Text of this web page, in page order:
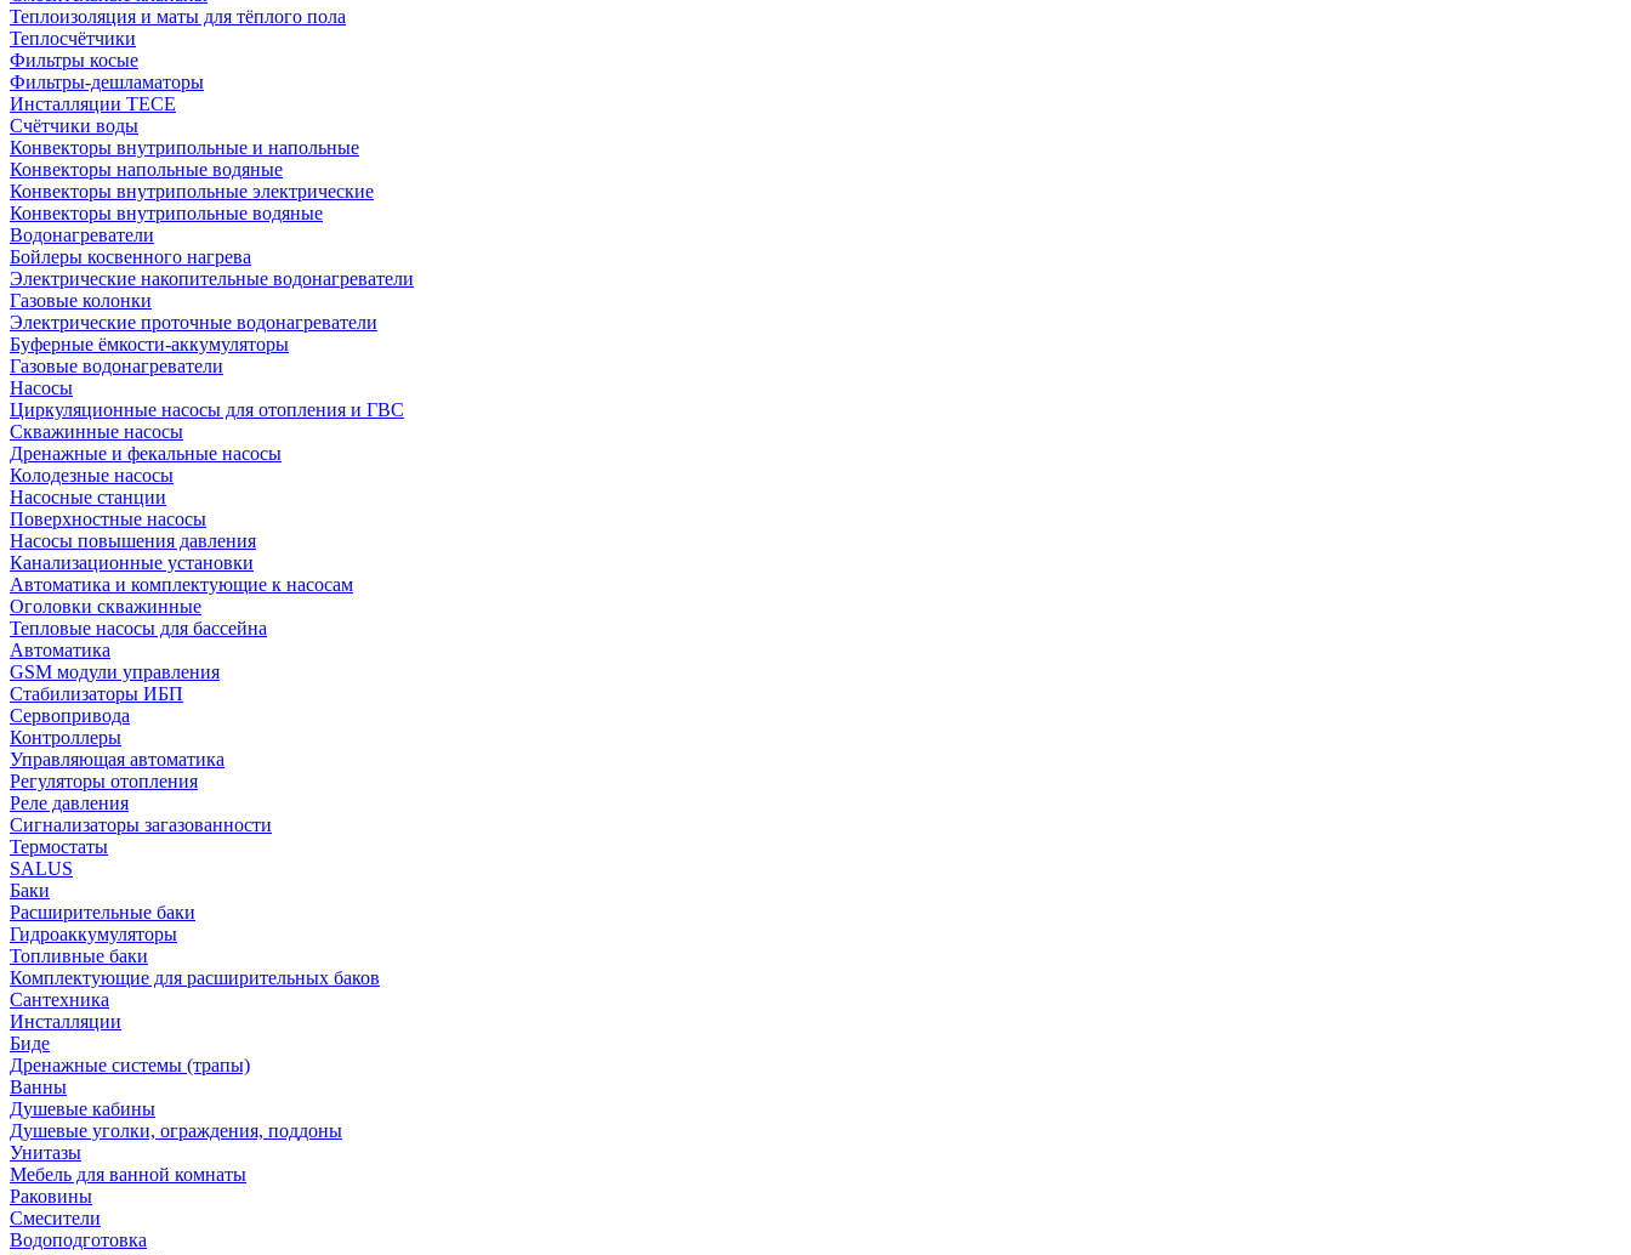
Теплоизоляция и маты для тёплого пола
Теплосчётчики
Фильтры косые
Фильтры-дешламаторы
Инсталляции TECE
Счётчики воды
Конвекторы внутрипольные и напольные
Конвекторы напольные водяные
Конвекторы внутрипольные электрические
Конвекторы внутрипольные водяные
Водонагреватели
Бойлеры косвенного нагрева
Электрические накопительные водонагреватели
Газовые колонки
Электрические проточные водонагреватели
Буферные ёмкости-аккумуляторы
Газовые водонагреватели
Насосы
Циркуляционные насосы для отопления и ГВС
Скважинные насосы
Дренажные и фекальные насосы
Колодезные насосы
Насосные станции
Поверхностные насосы
Насосы повышения давления
Канализационные установки
Автоматика и комплектующие к насосам
Оголовки скважинные
Тепловые насосы для бассейна
Автоматика
GSM модули управления
Стабилизаторы ИБП
Сервопривода
Контроллеры
Управляющая автоматика
Регуляторы отопления
Реле давления
Сигнализаторы загазованности
Термостаты
SALUS
Баки
Расширительные баки
Гидроаккумуляторы
Топливные баки
Комплектующие для расширительных баков
Сантехника
Инсталляции
Биде
Дренажные системы (трапы)
Ванны
Душевые кабины
Душевые уголки, ограждения, поддоны
Унитазы
Мебель для ванной комнаты
Раковины
Смесители
Водоподготовка